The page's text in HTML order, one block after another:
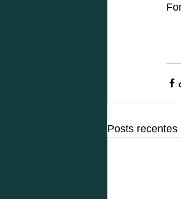
Posts recentes